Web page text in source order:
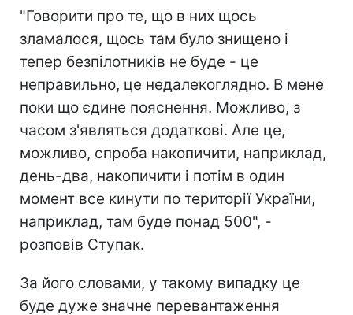
"Говорити про те, що в них щось
зламалося, щось там було знищено і
тепер безпілотників не буде - це
неправильно, це недалекоглядно. В мене
поки що єдине пояснення. Можливо, з
часом з'являться додаткові. Але це,
можливо, спроба накопичити, наприклад,
день-два, накопичити і потім в один
момент все кинути по території України,
наприклад, там буде понад 500", -
розповів Ступак.
За його словами, у такому випадку це
буде дуже значне перевантаження